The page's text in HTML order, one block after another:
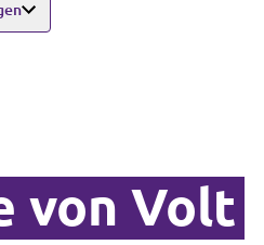
von Volt